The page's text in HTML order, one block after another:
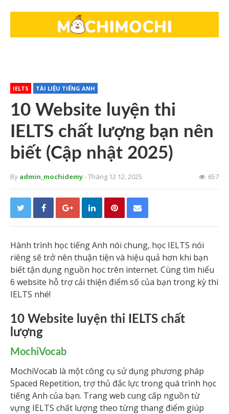
IELTS TÀI LIỆU TIẾNG ANH
10 Website luyện thi
IELTS chất lượng bạn nên
biết (Cập nhật 2025)
By admin_mochidemy- Tháng 12 12, 2025 657
Hành trình học tiếng Anh nói chung, học IELTS nói
riêng sẽ trở nên thuận tiện và hiệu quả hơn khi bạn
biết tận dụng nguồn học trên internet. Cùng tìm hiểu
6 website hỗ trợ cải thiện điểm số của bạn trong kỳ thi
IELTS nhé!
10 Website luyện thi IELTS chất
lượng
MochiVocab
MochiVocab là một công cụ sử dụng phương pháp
Spaced Repetition, trợ thủ đắc lực trong quá trình học
tiếng Anh của bạn. Trang web cung cấp nguồn từ
vựng IELTS chất lượng theo từng thang điểm giúp